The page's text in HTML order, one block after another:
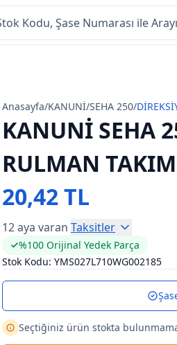
Anasayfa/KANUNİ/SEHA 250/
KANUNİ SEHA
RULMAN
20,42 TL
12 aya varan Taksitler
%100 Orijinal Yedek Parça
Stok Kodu: YMS027L710WG002185
Seçtiğiniz ürün stokta